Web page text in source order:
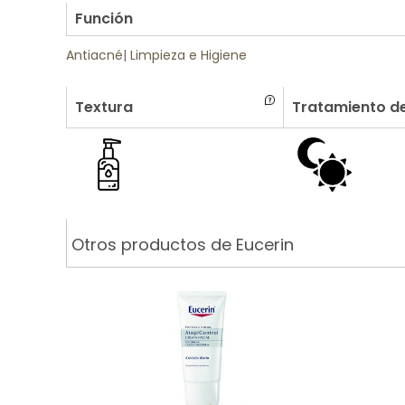
Función
Antiacné| Limpieza e Higiene
Textura Tratamiento
Otros productos de Eucerin